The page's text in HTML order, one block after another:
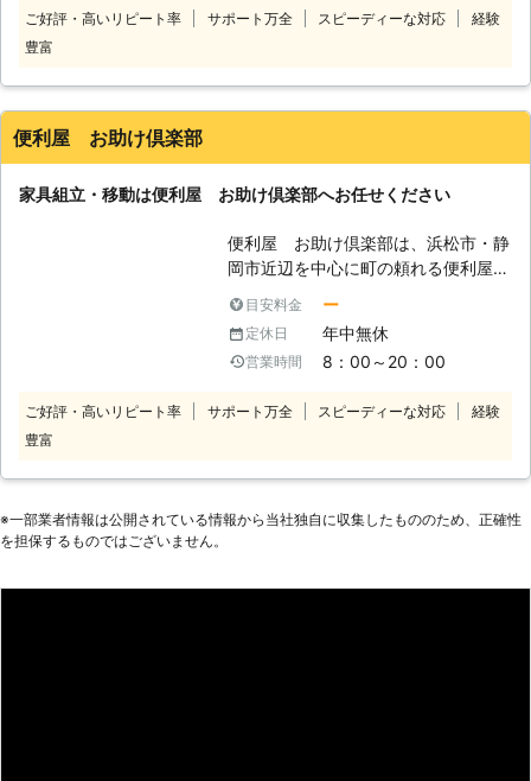
なんでもお申しつけください！
からないままです。
愛知県
りごと」でも対応できます。 ちょっ
・家具の組立が苦手なので、手伝って
に運びたいので、手伝ってほしいと
き。 ・部屋の模様替えのため家具を
移動したいので手伝ってほしいとき。
外装リフォームと便利屋のZetでは、
「任せて良かった！」、「また、何か
あったら次回もお任せしたい！」など
お喜びの声を頂いております。 その
言葉を胸に、常にお客様のために日々
Zetへご相談ください。
ご好評・高いリピート率 サポート万全 スピーディーな対応
経験
豊富
便利屋 お助け倶楽部
家具組立・移動は便利屋 お助け倶楽部へお任せください
便利屋 お助け倶楽部は、浜松市・静
岡市近辺を中心に町の頼れる便利屋と
回収、引っ越し、ハウスクリーニン
グ、草刈り、家具組立などなんでも引
き受けます！ 1人ではできないこと、
い！ 【家具組立・移動】 こんなとき
とき。 ・大きな家具を購入したが1人
いとき。 ・部屋の模様替えのため家
目安料金 ー
定休日 年中無休
営業時間 8：00～20：00
ご好評・高いリピート率 サポート万全 スピーディーな対応
経験
豊富
※⼀部業者情報は公開されている情報から当社独⾃に収集したもののため、正確性
を担保するものではございません。